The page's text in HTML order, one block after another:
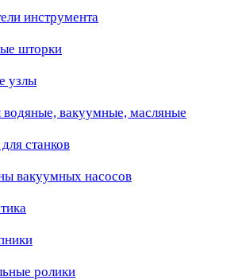
инструмента
шторки
узлы
вакуумные, масляные
станков
вакуумных насосов
ролики